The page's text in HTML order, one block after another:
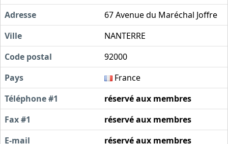
Adresse
67 Avenue du Maréchal Joffre
Ville
NANTERRE
Code postal
92000
Pays
France
Téléphone #1
réservé aux membres
Fax #1
réservé aux membres
E-mail
réservé aux membres